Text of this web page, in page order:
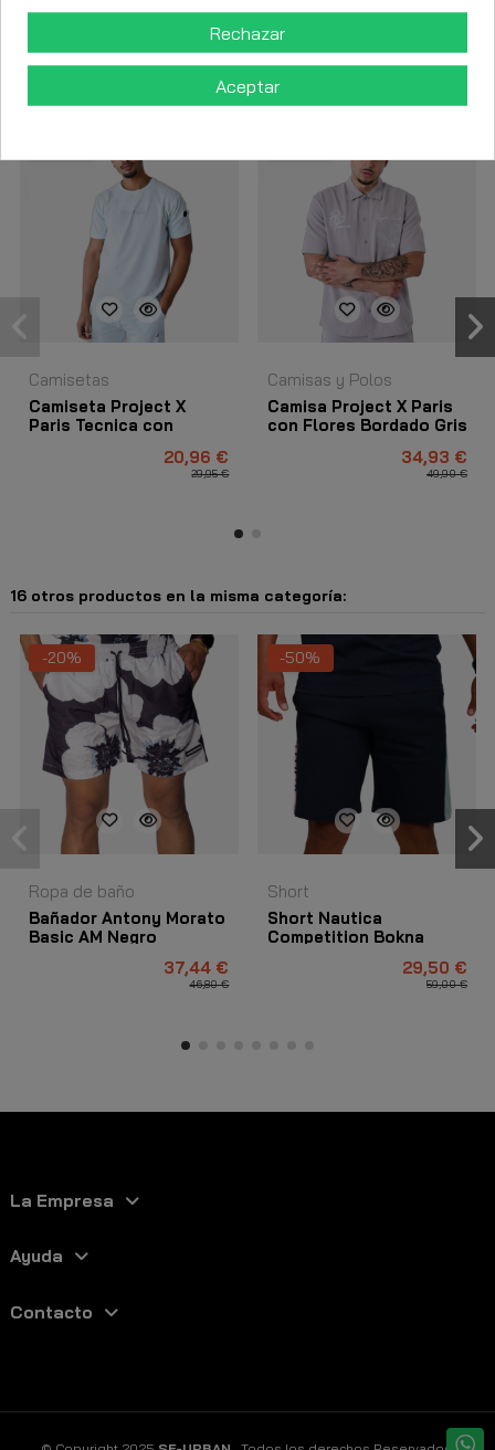
Los clientes que adquirieron este producto también
Camisetas
Camiseta Project X
Paris Tecnica con
20,96 €
29,95 €
Camisas y Polos
Camisa Project X Paris
con Flores Bordado Gris
34,93 €
49,90 €
16 otros productos en la misma categoría:
-20%
Ropa de baño
Bañador Antony Morato
Basic AM Negro
37,44 €
46,80 €
-50%
Short
Short Nautica
Competition Bokna
29,50 €
59,00 €
La Empresa
Ayuda
Contacto
Rechazar
Aceptar